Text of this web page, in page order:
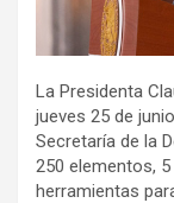
La Presidenta
jueves 25 de
Secretaría de la
250 elementos,
herramientas